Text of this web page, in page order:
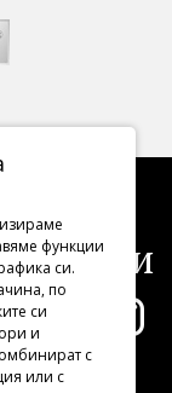
ни
функции
си.
по
си
и
с
или с